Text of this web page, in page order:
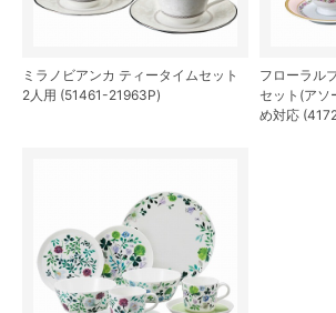
ミラノビアンカ ティータイムセット
2人用 (51461-21963P)
フローラル
セット(アソ
め対応